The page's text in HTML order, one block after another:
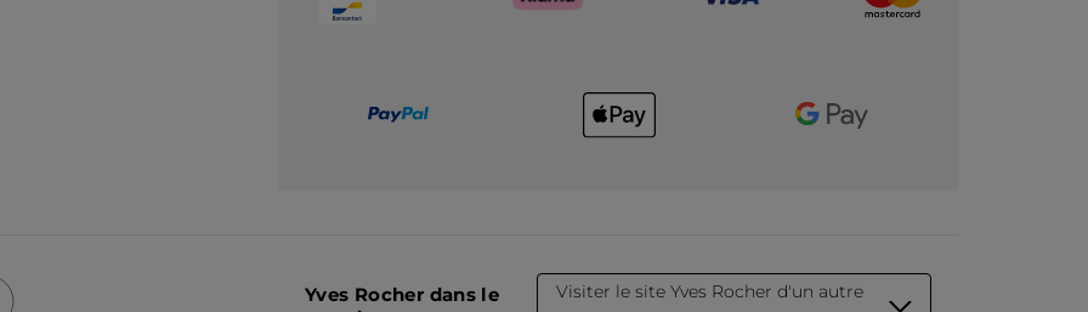
Yves Rocher dans le
Visiter le site Yves Rocher d'un autre